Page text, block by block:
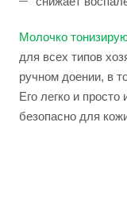
Молочко
для всех типов
ручном доении, в
Его легко и просто
безопасно для